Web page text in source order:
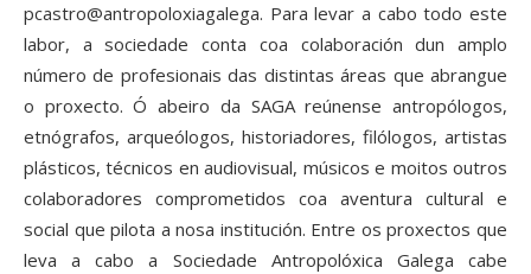
pcastro@antropoloxiagalega. Para levar a cabo todo este
labor, a sociedade conta coa colaboración dun amplo
número de profesionais das distintas áreas que abrangue
o proxecto. Ó abeiro da SAGA reúnense antropólogos,
etnógrafos, arqueólogos, historiadores, filólogos, artistas
plásticos, técnicos en audiovisual, músicos e moitos outros
colaboradores comprometidos coa aventura cultural e
social que pilota a nosa institución. Entre os proxectos que
leva a cabo a Sociedade Antropolóxica Galega cabe